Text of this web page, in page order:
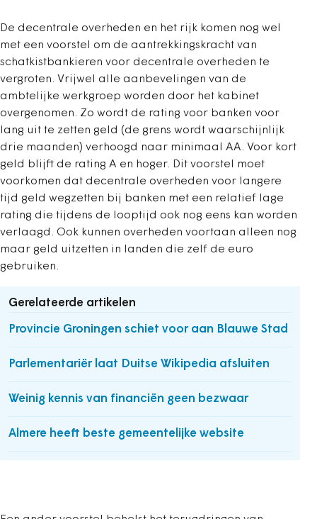
De decentrale overheden en het rijk komen nog wel
met een voorstel om de aantrekkingskracht van
schatkistbankieren voor decentrale overheden te
vergroten. Vrijwel alle aanbevelingen van de
ambtelijke werkgroep worden door het kabinet
overgenomen. Zo wordt de rating voor banken voor
lang uit te zetten geld (de grens wordt waarschijnlijk
drie maanden) verhoogd naar minimaal AA. Voor kort
geld blijft de rating A en hoger. Dit voorstel moet
voorkomen dat decentrale overheden voor langere
tijd geld wegzetten bij banken met een relatief lage
rating die tijdens de looptijd ook nog eens kan worden
verlaagd. Ook kunnen overheden voortaan alleen nog
maar geld uitzetten in landen die zelf de euro
gebruiken.
Gerelateerde artikelen
Provincie Groningen schiet voor aan Blauwe Stad
Parlementariër laat Duitse Wikipedia afsluiten
Weinig kennis van financiën geen bezwaar
Almere heeft beste gemeentelijke website